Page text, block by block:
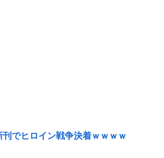
でヒロイン戦争決着ｗｗｗｗ